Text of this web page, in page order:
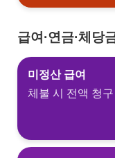
급여·연금·체당
미정산 급여
체불 시 전액 청